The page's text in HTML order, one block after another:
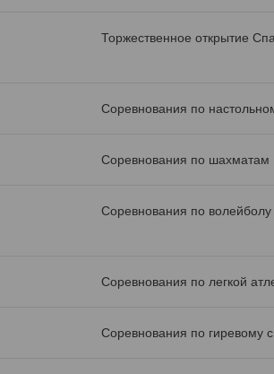
Торжественное открытие
Соревнования по
Соревнования по шахматам
Соревнования по волейболу
Соревнования по легкой
Соревнования по гиревому